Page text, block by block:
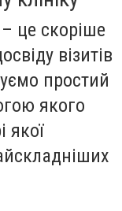
це скоріше
візитів
простий
якого
якої